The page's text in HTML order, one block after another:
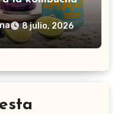
8 julio, 2026